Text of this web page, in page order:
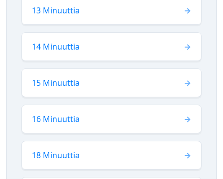
13 Minuuttia
14 Minuuttia
15 Minuuttia
16 Minuuttia
18 Minuuttia